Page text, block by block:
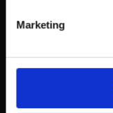
Marketing